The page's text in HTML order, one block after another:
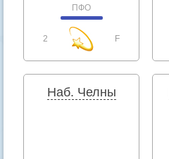
ПФО
2 F
Наб. Челны